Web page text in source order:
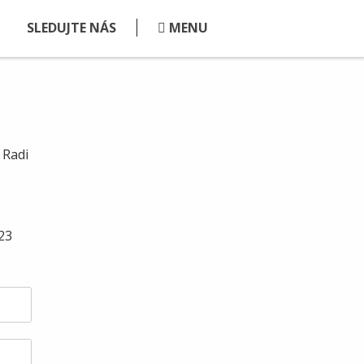
SLEDUJTE NÁS MENU